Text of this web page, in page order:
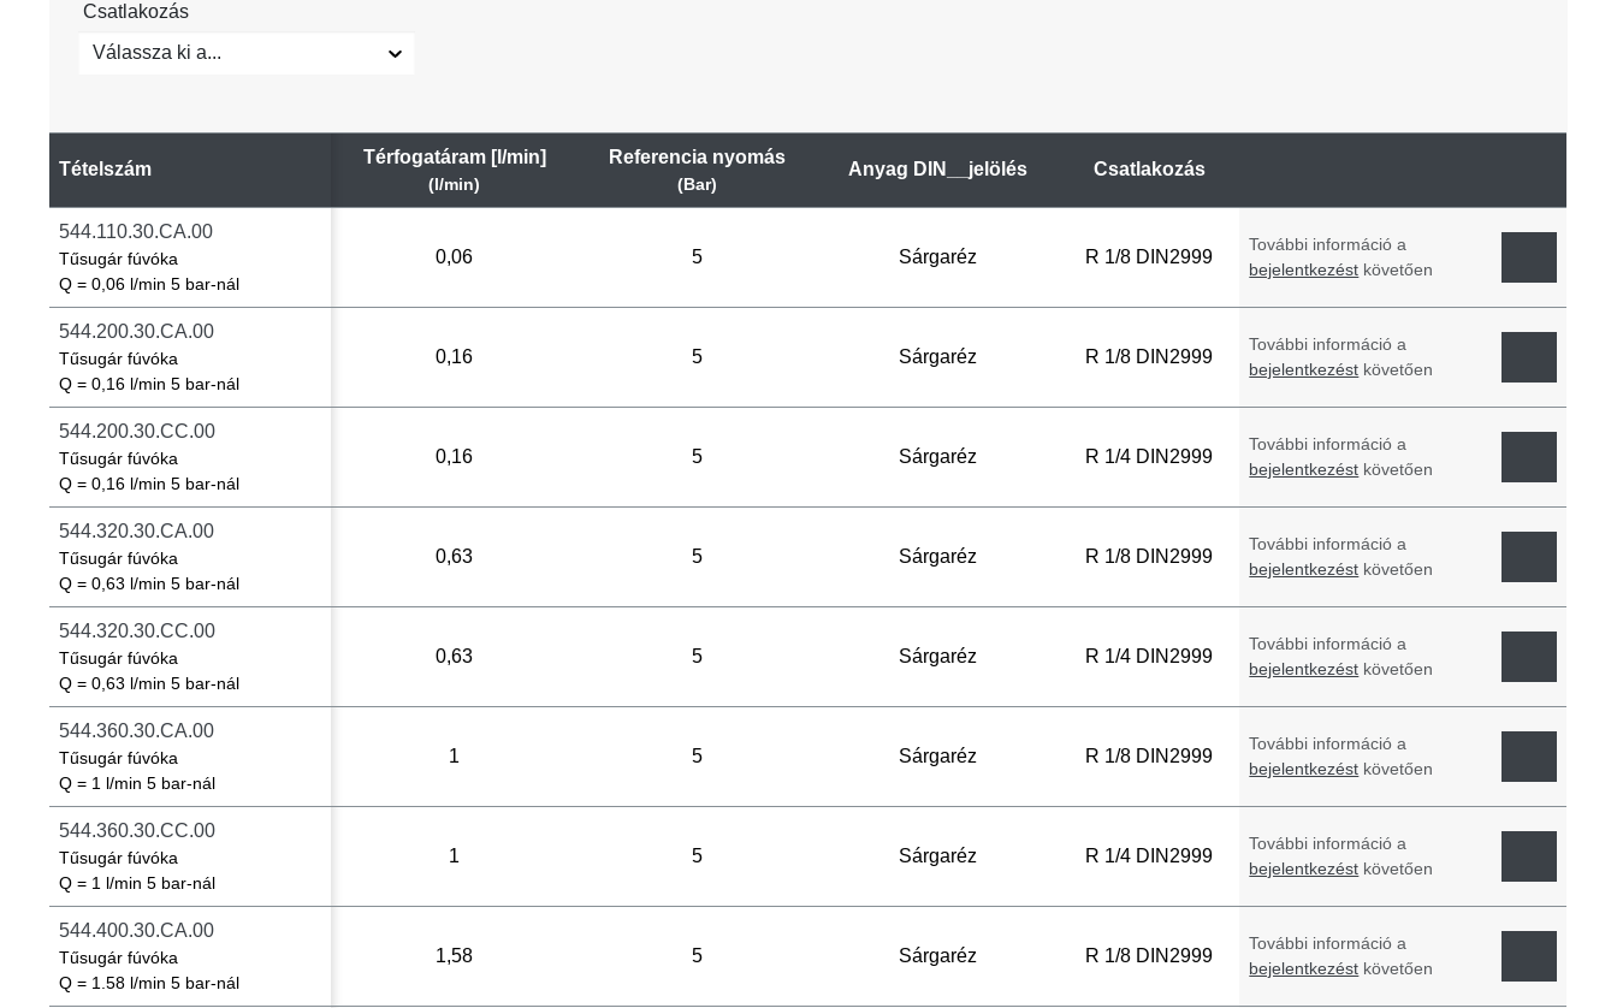
Csatlakozás
Válassza ki a...
Tételszám
Térfogatáram [l/min]
(l/min)
Referencia nyomás
(Bar)
Anyag DIN__jelölés Csatlakozás
544.110.30.CA.00
Tűsugár fúvóka
Q = 0,06 l/min 5 bar-nál
0,06 5 Sárgaréz R 1/8 DIN2999
További információ a
bejelentkezést követően
544.200.30.CA.00
Tűsugár fúvóka
Q = 0,16 l/min 5 bar-nál
0,16 5 Sárgaréz R 1/8 DIN2999
További információ a
bejelentkezést követően
544.200.30.CC.00
Tűsugár fúvóka
Q = 0,16 l/min 5 bar-nál
0,16 5 Sárgaréz R 1/4 DIN2999
További információ a
bejelentkezést követően
544.320.30.CA.00
Tűsugár fúvóka
Q = 0,63 l/min 5 bar-nál
0,63 5 Sárgaréz R 1/8 DIN2999
További információ a
bejelentkezést követően
544.320.30.CC.00
Tűsugár fúvóka
Q = 0,63 l/min 5 bar-nál
0,63 5 Sárgaréz R 1/4 DIN2999
További információ a
bejelentkezést követően
544.360.30.CA.00
Tűsugár fúvóka
Q = 1 l/min 5 bar-nál
1 5 Sárgaréz R 1/8 DIN2999
További információ a
bejelentkezést követően
544.360.30.CC.00
Tűsugár fúvóka
Q = 1 l/min 5 bar-nál
1 5 Sárgaréz R 1/4 DIN2999
További információ a
bejelentkezést követően
544.400.30.CA.00
Tűsugár fúvóka
Q = 1.58 l/min 5 bar-nál
1,58 5 Sárgaréz R 1/8 DIN2999
További információ a
bejelentkezést követően